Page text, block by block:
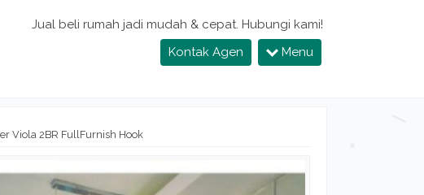
Jual beli rumah jadi mudah & cepat. Hubungi kami!
Kontak Agen
Menu
Viola 2BR FullFurnish Hook